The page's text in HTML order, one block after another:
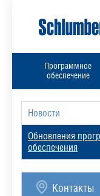
Программное
обеспечение
Новости
Обновления
обеспечения
Контакты